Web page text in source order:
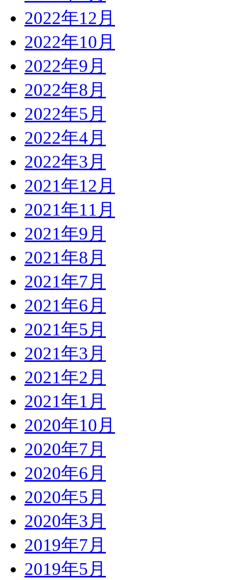
2022年12月
2022年10月
2022年9月
2022年8月
2022年5月
2022年4月
2022年3月
2021年12月
2021年11月
2021年9月
2021年8月
2021年7月
2021年6月
2021年5月
2021年3月
2021年2月
2021年1月
2020年10月
2020年7月
2020年6月
2020年5月
2020年3月
2019年7月
2019年5月